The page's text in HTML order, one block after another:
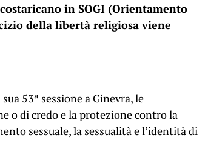
in SOGI (Orientamento
della libertà religiosa viene
53ª sessione a Ginevra, le
o di credo e la protezione contro la
sessuale, la sessualità e l’identità di